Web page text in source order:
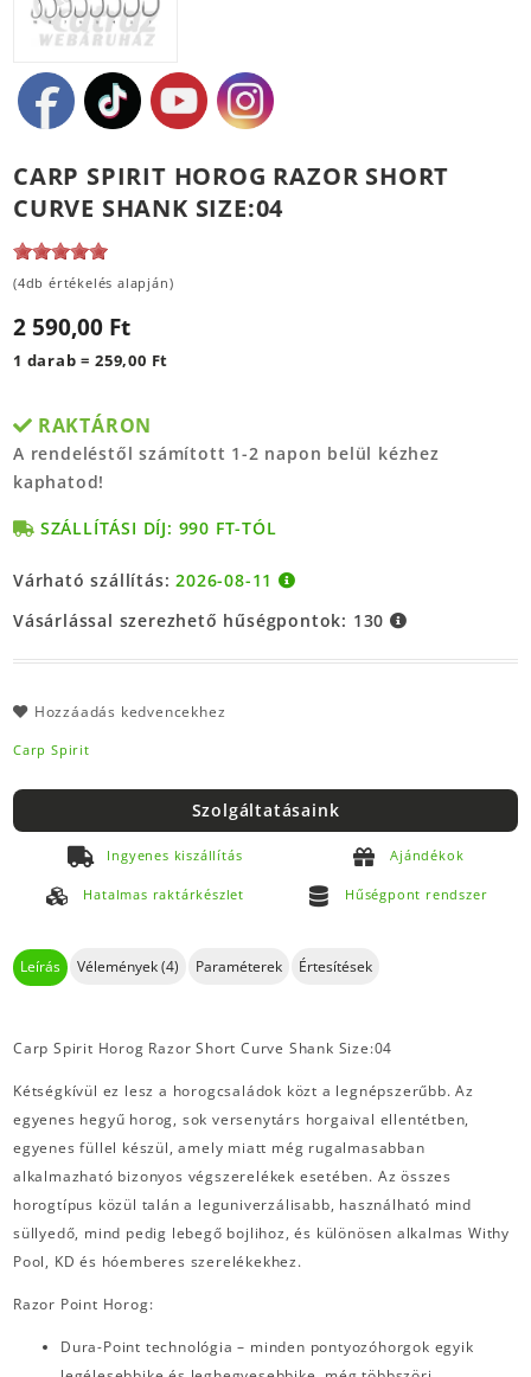
CARP SPIRIT HOROG RAZOR SHORT
CURVE SHANK SIZE:04
(4db értékelés alapján)
2 590,00 Ft
1 darab = 259,00 Ft
RAKTÁRON
A rendeléstől számított 1-2 napon belül kézhez
kaphatod!
SZÁLLÍTÁSI DÍJ: 990 FT-TÓL
Várható szállítás:2026-08-11
Vásárlással szerezhető hűségpontok: 130
Hozzáadás kedvencekhez
Carp Spirit
Szolgáltatásaink
Ingyenes kiszállítás Ajándékok
Hatalmas raktárkészlet Hűségpont rendszer
Leírás Vélemények (4) Paraméterek Értesítések
Carp Spirit Horog Razor Short Curve Shank Size:04
Kétségkívül ez lesz a horogcsaládok közt a legnépszerűbb. Az
egyenes hegyű horog, sok versenytárs horgaival ellentétben,
egyenes füllel készül, amely miatt még rugalmasabban
alkalmazható bizonyos végszerelékek esetében. Az összes
horogtípus közül talán a leguniverzálisabb, használható mind
süllyedő, mind pedig lebegő bojlihoz, és különösen alkalmas Withy
Pool, KD és hóemberes szerelékekhez.
Razor Point Horog:
Dura-Point technológia – minden pontyozóhorgok egyik